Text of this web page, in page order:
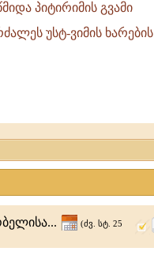
პიტირიმის გვამი
უსტ-ვიმის ხარების
(ძვ. სტ. 25